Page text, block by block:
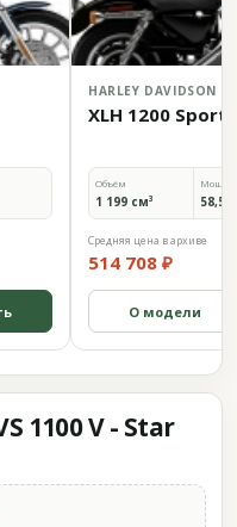
HARLEY DAVIDSON
XLH 1200
Объём
1 199 см³ 58,5
Средняя цена в архиве
514 708 ₽
О модели
1100 V - Star